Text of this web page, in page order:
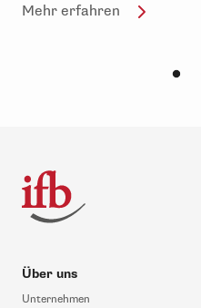
Mehr erfahren
Über uns
Unternehmen